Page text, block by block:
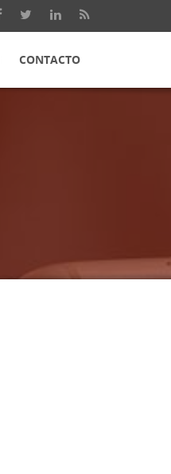
CONTACTO